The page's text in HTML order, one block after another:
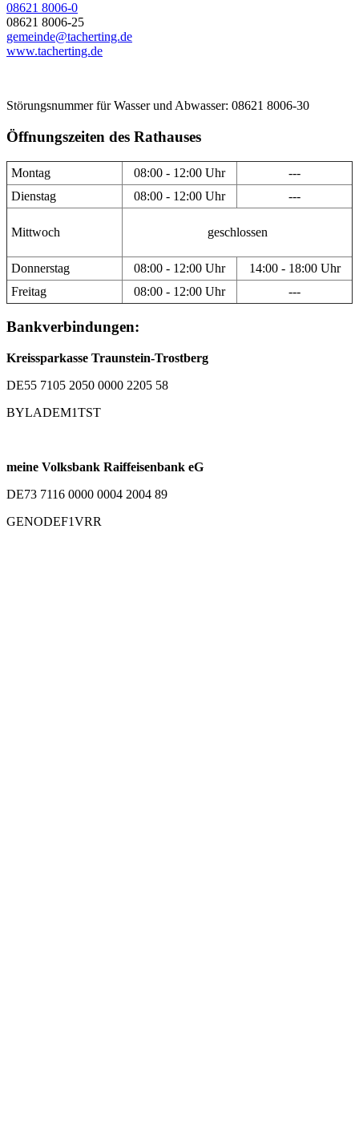
08621 8006-0
08621 8006-25
gemeinde@tacherting.de
www.tacherting.de
Störungsnummer für Wasser und Abwasser: 08621 8006-30
Öffnungszeiten des Rathauses
Montag 08:00 - 12:00 Uhr
---
Dienstag
08:00 - 12:00 Uhr ---
Mittwoch geschlossen
Donnerstag 08:00 - 12:00 Uhr
14:00 - 18:00 Uhr
Freitag
08:00 - 12:00 Uhr ---
Bankverbindungen:
Kreissparkasse Traunstein-Trostberg
DE55 7105 2050 0000 2205 58
BYLADEM1TST
meine Volksbank Raiffeisenbank eG
DE73 7116 0000 0004 2004 89
GENODEF1VRR